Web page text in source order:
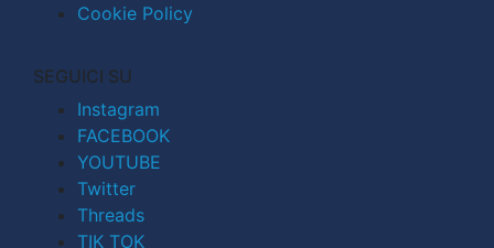
Cookie Policy
SEGUICI SU
Instagram
FACEBOOK
YOUTUBE
Twitter
Threads
TIK TOK